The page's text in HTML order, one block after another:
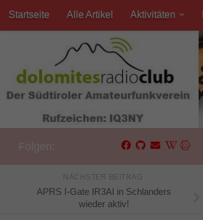
Unter dem Inhalt
Startseite Alle Artikel Aktivitäten
NÄCHSTER BEITRAG
APRS I-Gate IR3AI in Schlanders
wieder aktiv!